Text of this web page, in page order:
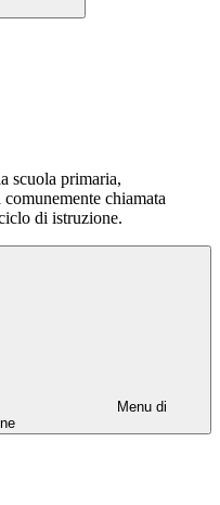
scuola primaria,
chiamata
di istruzione.
Menu di